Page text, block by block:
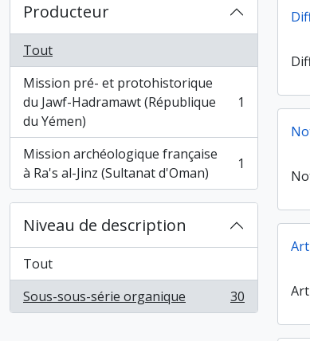
Producteur
Tout
Mission pré- et protohistorique
du Jawf-Hadramawt (République
du Yémen)
, 1 résultats 1
Mission archéologique française
à Ra's al-Jinz (Sultanat d'Oman)
, 1 résultats 1
Niveau de description
Tout
Sous-sous-série organique
, 30 résultats 30